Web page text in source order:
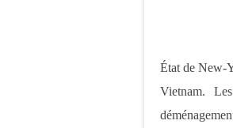
État de New-
Vietnam.